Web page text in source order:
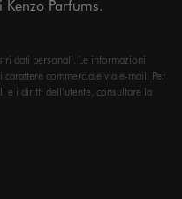
Parfums.
dati personali. Le informazioni
commerciale via e-mail. Per
e i diritti dell’utente, consultare la